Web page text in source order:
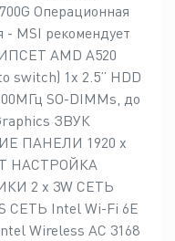
Операционная
MSI рекомендует
AMD A520
1x 2.5” HDD
SO-DIMMs, до
ЗВУК
ПАНЕЛИ 1920 x
НАСТРОЙКА
2 x 3W СЕТЬ
СЕТЬ Intel Wi-Fi 6E
Wireless AC 3168